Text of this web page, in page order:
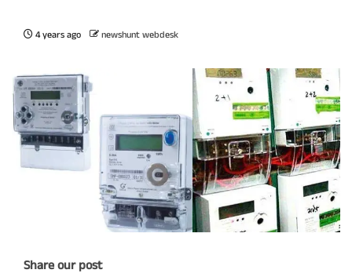
4 years ago newshunt webdesk
Share our post